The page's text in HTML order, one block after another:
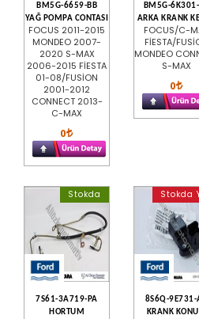
BM5G-6659-BB
YAĞ POMPA CONTASI
FOCUS 2011-2015
MONDEO 2007-
2020 S-MAX
2006-2015 FİESTA
01-08/FUSİON
2001-2012
CONNECT 2013-
C-MAX
0
BM5G-
ARKA KRANK
FOCUS/C-
FİESTA/
MONDEO
S-MAX
0
Stokda
7S61-3A719-PA
HORTUM
Stokda
8S6Q-9E731-
KRANK